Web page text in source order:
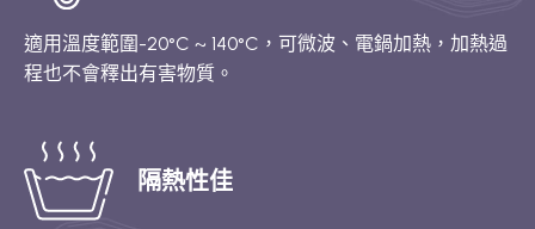
適用溫度範圍-20°C ~ 140°C，可微波、電鍋加熱，加熱過
程也不會釋出有害物質。
隔熱性佳